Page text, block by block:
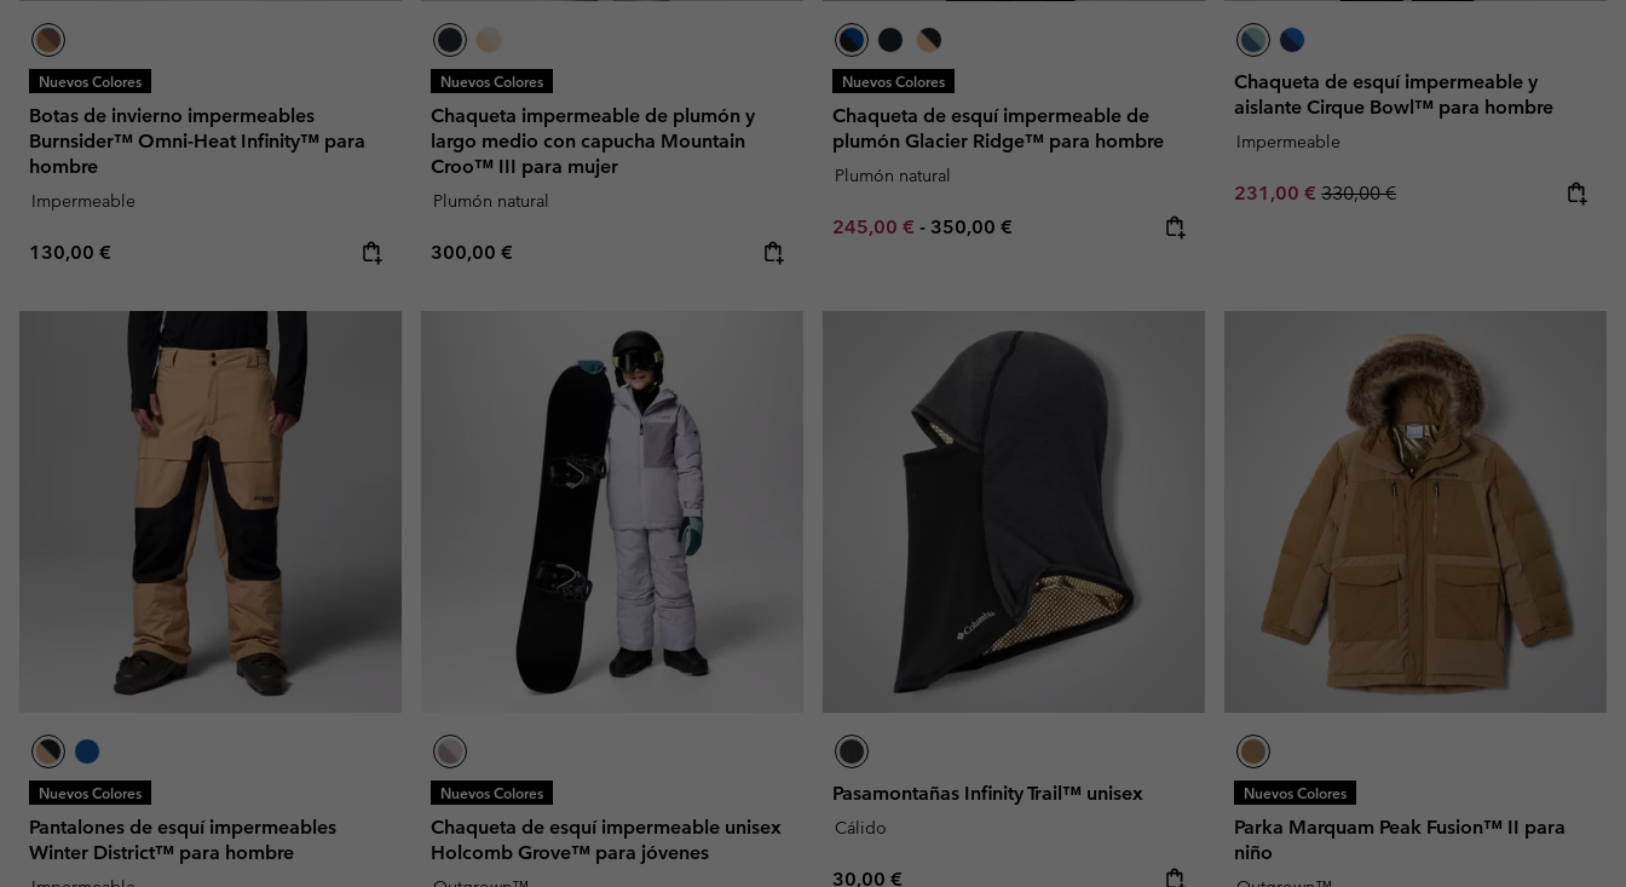
Nuevos Colores
Botas de invierno impermeables
Burnsider™ Omni-Heat Infinity™ para
hombre
Impermeable
Regular price:
130,00 €
Nuevos Colores
Chaqueta impermeable de plumón y
largo medio con capucha Mountain
Croo™ III para mujer
Plumón natural
Regular price:
300,00 €
Nuevos Colores
Chaqueta de esquí impermeable de
plumón Glacier Ridge™ para hombre
Plumón natural
Minimum sale price:
245,00 € - Maximum price:
350,00 €
Chaqueta de esquí impermeable y
aislante Cirque Bowl™ para hombre
Impermeable
Sale price:
231,00 € Regular price:
330,00 €
Nuevos Colores
Pantalones de esquí impermeables
Winter District™ para hombre
Nuevos Colores
Chaqueta de esquí impermeable unisex
Holcomb Grove™ para jóvenes
Pasamontañas Infinity Trail™ unisex
Cálido
Regular price:
30,00 €
Nuevos Colores
Parka Marquam Peak Fusion™ II para
niño